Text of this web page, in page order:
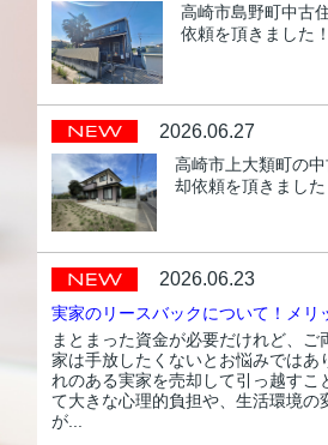
高崎市島野町中古
依頼を頂きました！
2026.06.27
高崎市上大類町の
却依頼を頂きました
2026.06.23
実家のリースバックについて！メリ
まとまった資金が必要だけれど、ご
家は手放したくないとお悩みではあ
れのある実家を売却して引っ越すこ
て大きな心理的負担や、生活環境の
が...